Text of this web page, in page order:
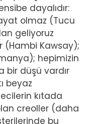
dayalıdır:
olmaz (Tucu
geliyoruz
(Hambi Kawsay);
hepimizin
bir düşü vardır
beyaz
kıtada
creoller (daha
bu